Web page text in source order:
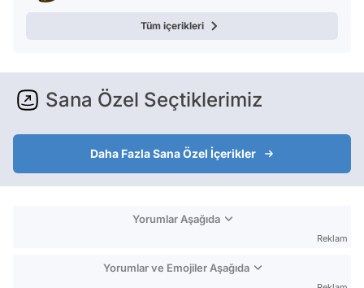
Tüm içerikleri
Sana Özel Seçtiklerimiz
Daha Fazla Sana Özel İçerikler
Yorumlar Aşağıda
Reklam
Yorumlar ve Emojiler Aşağıda